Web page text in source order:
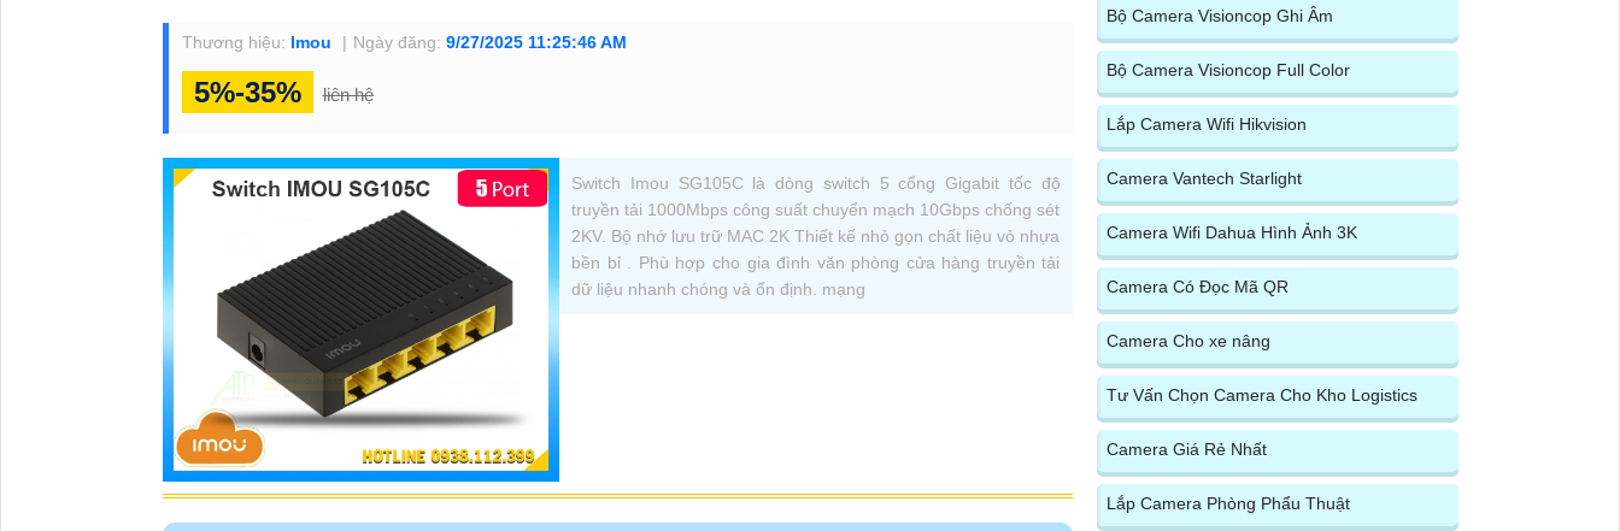
Thương hiệu: Imou Ngày đăng: 9/27/2025 11:25:46 AM
5%-35% liên hệ
Switch Imou SG105C là dòng switch 5 cổng Gigabit tốc độ
truyền tải 1000Mbps công suất chuyển mạch 10Gbps chống sét
2KV. Bộ nhớ lưu trữ MAC 2K Thiết kế nhỏ gọn chất liệu vỏ nhựa
bền bỉ . Phù hợp cho gia đình văn phòng cửa hàng truyền tải
dữ liệu nhanh chóng và ổn định. mạng
Bộ Camera Visioncop Ghi Âm
Bộ Camera Visioncop Full Color
Lắp Camera Wifi Hikvision
Camera Vantech Starlight
Camera Wifi Dahua Hình Ảnh 3K
Camera Có Đọc Mã QR
Camera Cho xe nâng
Tư Vấn Chọn Camera Cho Kho Logistics
Camera Giá Rẻ Nhất
Lắp Camera Phòng Phẩu Thuật